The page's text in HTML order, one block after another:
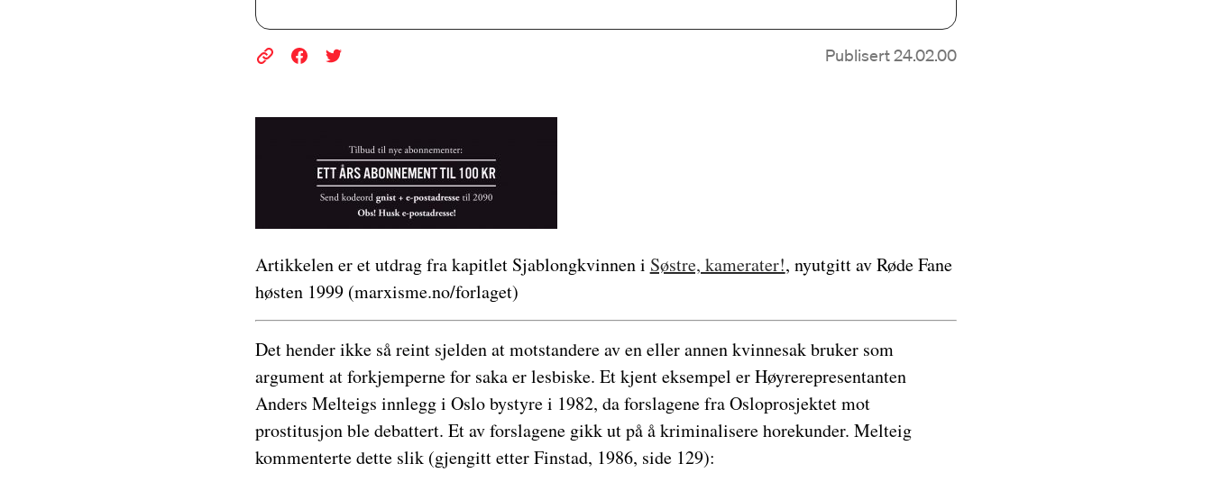
Publisert 24.02.00
Artikkelen er et utdrag fra kapitlet Sjablongkvinnen i Søstre, kamerater!, nyutgitt av Røde Fane
høsten 1999 (marxisme.no/forlaget)
Det hender ikke så reint sjelden at motstandere av en eller annen kvinnesak bruker som
argument at forkjemperne for saka er lesbiske. Et kjent eksempel er Høyrerepresentanten
Anders Melteigs innlegg i Oslo bystyre i 1982, da forslagene fra Osloprosjektet mot
prostitusjon ble debattert. Et av forslagene gikk ut på å kriminalisere horekunder. Melteig
kommenterte dette slik (gjengitt etter Finstad, 1986, side 129):